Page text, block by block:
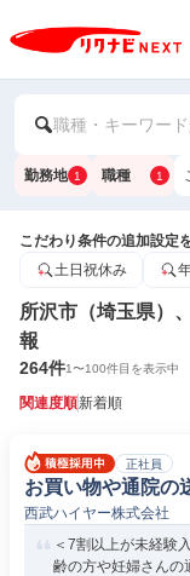
職種・キーワー
勤務地 1 職種 1
こだわり条件の追加設定
土日祝休み
所沢市（埼玉県）
報
264件1〜100件目を表示中
関連度順新着順
正社員
お買い物や通院の
西武ハイヤー株式会社
＜7割以上が未経験
齢の方や妊婦さんの